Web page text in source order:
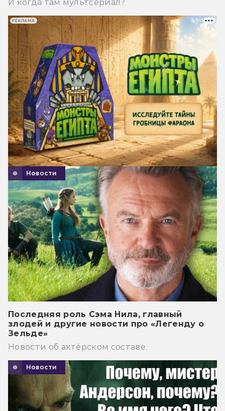
И когда там мультсериал?
Новости
Последняя роль Сэма Нила, главный
злодей и другие новости про «Легенду о
Зельде»
Новости об актёрском составе.
Новости
РЕКЛАМА